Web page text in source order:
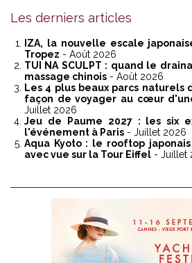
Les derniers articles
IZA, la nouvelle escale
Tropez - Août 2026
TUI NA SCULPT : quand le
massage chinois - Août 2026
Les 4 plus beaux parcs naturels
façon de voyager au cœur
Juillet 2026
Jeu de Paume 2027 : les six
l'événement à Paris - Juillet 2026
Aqua Kyoto : le rooftop
avec vue sur la Tour Eiffel - Juillet